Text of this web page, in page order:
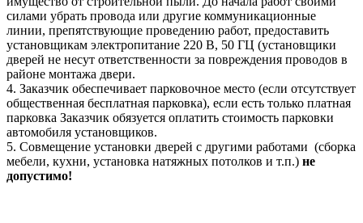
силами убрать провода или другие коммуникационные
линии, препятствующие проведению работ, предоставить
установщикам электропитание 220 В, 50 ГЦ (установщики
дверей не несут ответственности за повреждения проводов в
районе монтажа двери.
4. Заказчик обеспечивает парковочное место (если отсутствует
общественная бесплатная парковка), если есть только платная
парковка Заказчик обязуется оплатить стоимость парковки
автомобиля установщиков.
5. Совмещение установки дверей с другими работами (сборка
мебели, кухни, установка натяжных потолков и т.п.) не
допустимо!